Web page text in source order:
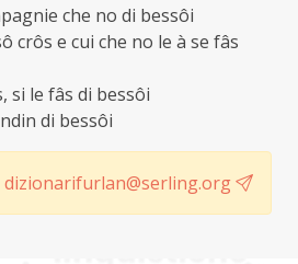
che no di bessôi
crôs e cui che no le à se fâs
si le fâs di bessôi
di bessôi
dizionarifurlan@serling.org